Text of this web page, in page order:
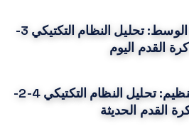
قوة خط الوسط: تحليل النظام التكتيكي 3-
مفتاح التنظيم: تحليل النظام التكتيكي 4-2-